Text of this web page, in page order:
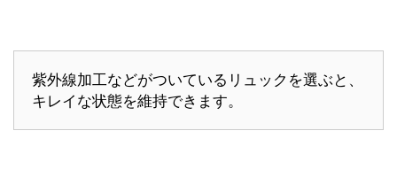
紫外線加工などがついているリュックを選ぶと、
キレイな状態を維持できます。